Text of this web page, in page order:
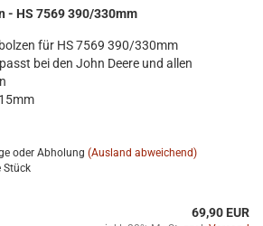
- HS 7569 390/330mm
für HS 7569 390/330mm
bei den John Deere und allen
oder Abholung (Ausland abweichend)
Stück
69,90 EUR